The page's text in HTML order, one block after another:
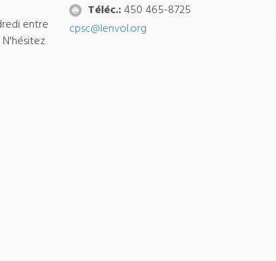
entre
Téléc.: 450 465-8725
cpsc@lenvol.org